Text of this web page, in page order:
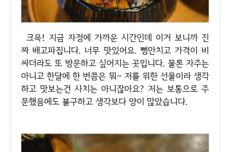
크윽! 지금 자정에 가까운 시간인데 이거 보니까 진
짜 배고파집니다. 너무 맛있어요. 뻥안치고 가격이 비
싸더라도 또 방문하고 싶어지는 곳입니다. 물론 자주는
아니고 한달에 한 번쯤은 뭐~ 저를 위한 선물이라 생각
하고 맛보는건 사치는 아니잖아요? 저는 보통으로 주
문했음에도 불구하고 생각보다 양이 많았습니다.